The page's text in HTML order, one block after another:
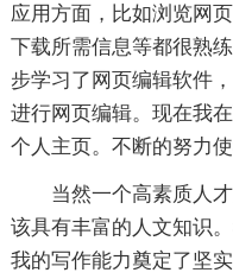
应用方面，比如浏览网
下载所需信息等都很熟
步学习了网页编辑软件
进行网页编辑。现在我
个人主页。不断的努力
当然一个高素质人
该具有丰富的人文知识
我的写作能力奠定了坚